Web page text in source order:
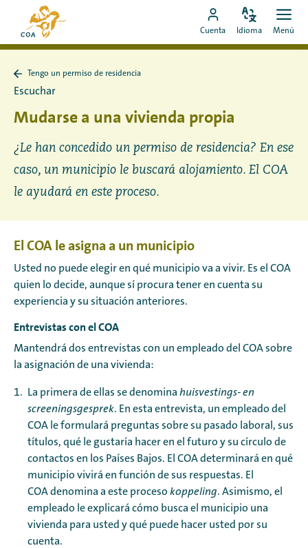
directamente
al la
de
inicio
de
Ir
a
MyCOA
Cuenta
Configura
idioma
Idioma Menú
Volver
a
un
de
residencia
Tengo un permiso de residencia
Escuchar
Mudarse a una vivienda propia
¿Le han concedido un permiso de residencia? En ese
caso, un municipio le buscará alojamiento. El COA
le ayudará en este proceso.
El COA le asigna a un municipio
Usted no puede elegir en qué municipio va a vivir. Es el COA
quien lo decide, aunque sí procura tener en cuenta su
experiencia y su situación anteriores.
Entrevistas con el COA
Mantendrá dos entrevistas con un empleado del COA sobre
la asignación de una vivienda:
La primera de ellas se denomina huisvestings- en
screeningsgesprek. En esta entrevista, un empleado del
COA le formulará preguntas sobre su pasado laboral, sus
títulos, qué le gustaría hacer en el futuro y su círculo de
contactos en los Países Bajos. El COA determinará en qué
municipio vivirá en función de sus respuestas. El
COA denomina a este proceso koppeling. Asimismo, el
empleado le explicará cómo busca el municipio una
vivienda para usted y qué puede hacer usted por su
cuenta.